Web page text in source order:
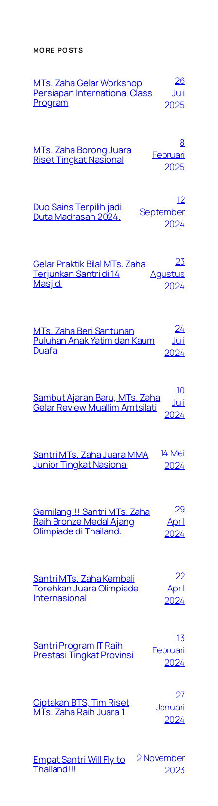
MORE POSTS
MTs. Zaha Gelar Workshop
Persiapan International Class
Program
26
Juli
2025
MTs. Zaha Borong Juara
Riset Tingkat Nasional
8
Februari
2025
Duo Sains Terpilih jadi
Duta Madrasah 2024.
12
September
2024
Gelar Praktik Bilal MTs. Zaha
Terjunkan Santri di 14
Masjid.
23
Agustus
2024
MTs. Zaha Beri Santunan
Puluhan Anak Yatim dan Kaum
Duafa
24
Juli
2024
Sambut Ajaran Baru, MTs. Zaha
Gelar Review Muallim Amtsilati
10
Juli
2024
Santri MTs. Zaha Juara MMA
Junior Tingkat Nasional
14 Mei
2024
Gemilang!!! Santri MTs. Zaha
Raih Bronze Medal Ajang
Olimpiade di Thailand.
29
April
2024
Santri MTs. Zaha Kembali
Torehkan Juara Olimpiade
Internasional
22
April
2024
Santri Program IT Raih
Prestasi Tingkat Provinsi
13
Februari
2024
Ciptakan BTS, Tim Riset
MTs. Zaha Raih Juara 1
27
Januari
2024
Empat Santri Will Fly to
Thailand!!!
2 November
2023